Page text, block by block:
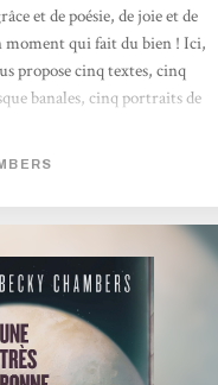
et de poésie, de joie et de
moment qui fait du bien ! Ici,
propose cinq textes, cinq
banales, cinq portraits de
une se rattache à la saga «
». Dernier contact est un récit
qui nous raconte la tristesse,
décision forte d’une scientifique
à la mission de